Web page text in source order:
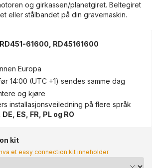
og girkassen/planetgiret. Beltegiret
eller stålbandet på din gravemaskin.
RD451-61600, RD45161600
Europa
14:00 (UTC +1) sendes samme dag
og kjøre
installasjonsveiledning på flere språk
DE, ES, FR, PL og RO
kit
et easy connection kit inneholder